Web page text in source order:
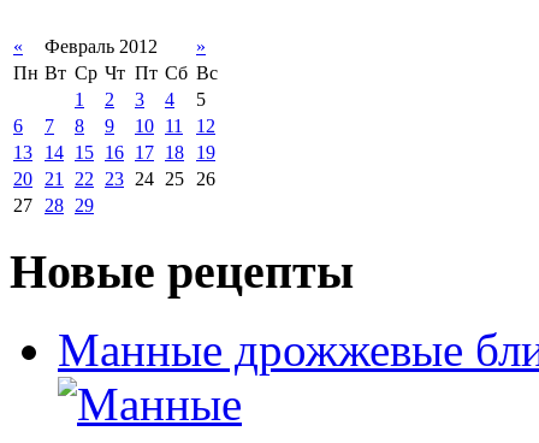
« Февраль 2012
»
Пн Вт Ср Чт Пт Сб Вс
1
2 3 4
5
6
7 8 9 10 11
12
13
14 15 16 17 18
19
20 21 22 23 24 25 26
27 28 29
Новые рецепты
Манные дрожжевые